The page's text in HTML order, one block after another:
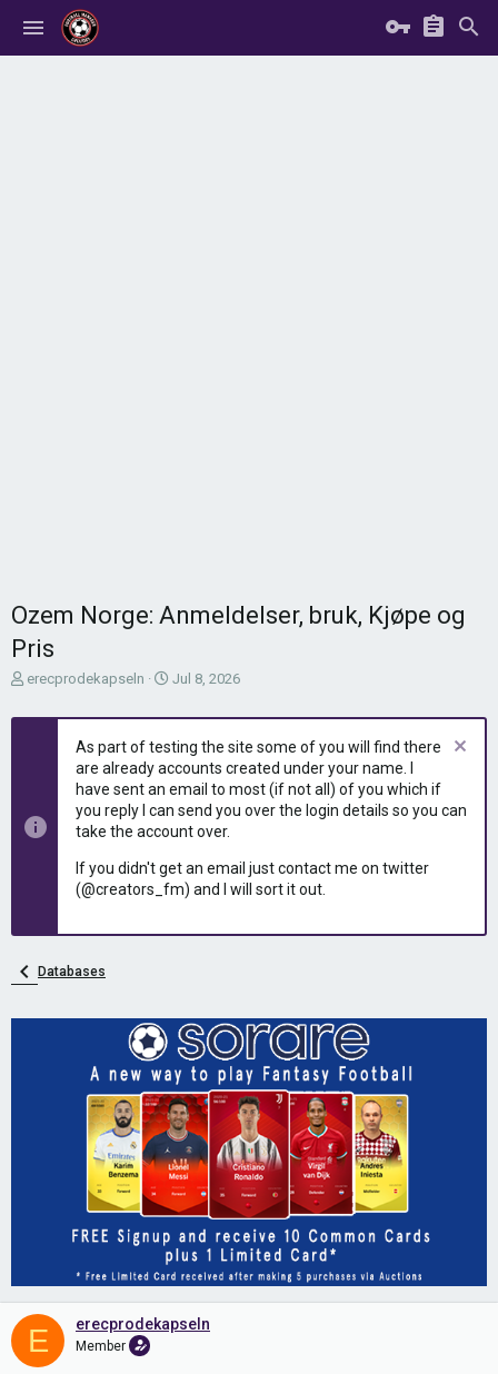
Ozem Norge: Anmeldelser, bruk, Kjøpe og
Pris
T
r
t
a
erecprodekapseln
S
a
r
t
d
a
t
e
Jul 8, 2026
As part of testing the site some of you will find there
are already accounts created under your name. I
have sent an email to most (if not all) of you which if
you reply I can send you over the login details so you can
take the account over.
If you didn't get an email just contact me on twitter
(@creators_fm) and I will sort it out.
Databases
E erecprodekapseln
Member